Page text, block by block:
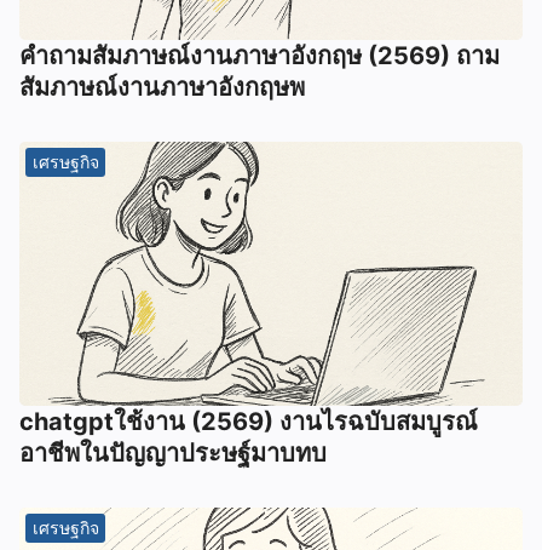
คําถามสัมภาษณ์งานภาษาอังกฤษ (2569) ถาม
สัมภาษณ์งานภาษาอังกฤษพ
เศรษฐกิจ
chatgptใช้งาน (2569) งานไรฉบับสมบูรณ์
อาชีพในปัญญาประษฐ์มาบทบ
เศรษฐกิจ